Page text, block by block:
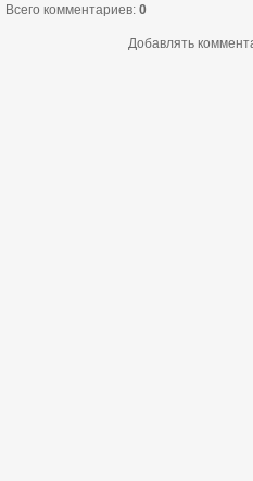
Всего комментариев: 0
Добавлять